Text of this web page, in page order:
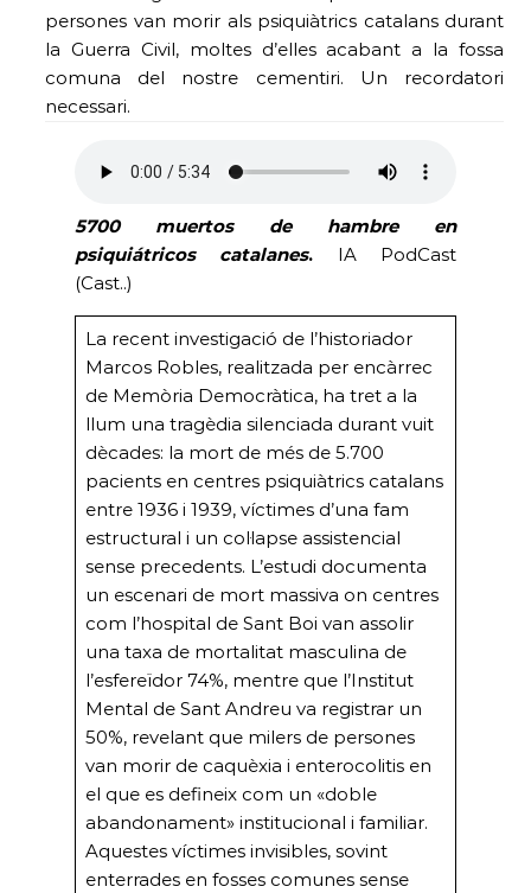
persones van morir als psiquiàtrics catalans durant
la Guerra Civil, moltes d’elles acabant a la fossa
comuna del nostre cementiri. Un recordatori
necessari.
5700 muertos de hambre en
psiquiátricos catalanes. IA PodCast
(Cast..)
La recent investigació de l’historiador
Marcos Robles, realitzada per encàrrec
de Memòria Democràtica, ha tret a la
llum una tragèdia silenciada durant vuit
dècades: la mort de més de 5.700
pacients en centres psiquiàtrics catalans
entre 1936 i 1939, víctimes d’una fam
estructural i un col·lapse assistencial
sense precedents. L’estudi documenta
un escenari de mort massiva on centres
com l’hospital de Sant Boi van assolir
una taxa de mortalitat masculina de
l’esfereïdor 74%, mentre que l’Institut
Mental de Sant Andreu va registrar un
50%, revelant que milers de persones
van morir de caquèxia i enterocolitis en
el que es defineix com un «doble
abandonament» institucional i familiar.
Aquestes víctimes invisibles, sovint
enterrades en fosses comunes sense